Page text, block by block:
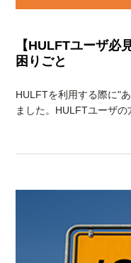
【HULFTユーザ必
困りごと
HULFTを利用する際に"
ました。HULFTユーザの